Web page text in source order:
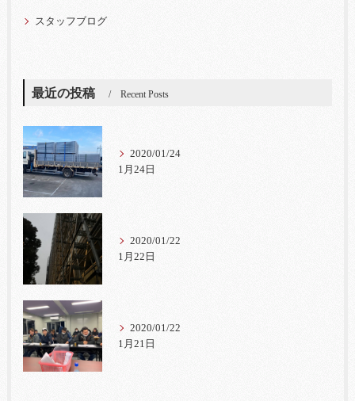
スタッフブログ
最近の投稿 Recent Posts
2020/01/24
1月24日
2020/01/22
1月22日
2020/01/22
1月21日